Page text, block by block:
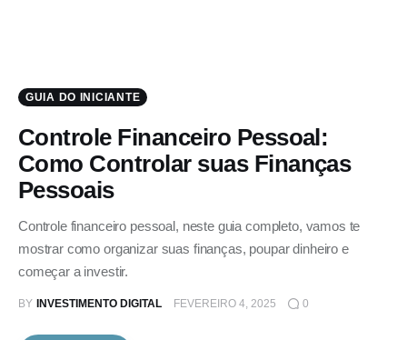
GUIA DO INICIANTE
Controle Financeiro Pessoal:
Como Controlar suas Finanças
Pessoais
Controle financeiro pessoal, neste guia completo, vamos te
mostrar como organizar suas finanças, poupar dinheiro e
começar a investir.
BY INVESTIMENTO DIGITAL FEVEREIRO 4, 2025 0